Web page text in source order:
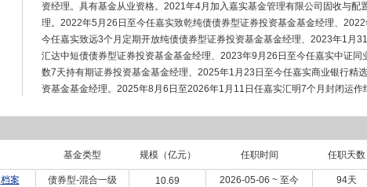
资经理。具有基金从业资格。2021年4月加入嘉实基金管理有限公司固收与配
理。2022年5月26日至今任嘉实致乾纯债债券型证券投资基金基金经理、
今任嘉实致远3个月定期开放纯债债券型证券投资基金基金经理、2023年1月
汇达中短债债券型证券投资基金基金经理、2023年9月26日至今任嘉实中证同
数7天持有期证券投资基金基金经理、2025年1月23日至今任嘉实商业银行精
资基金基金经理。2025年8月6日至2026年1月11日任嘉实汇明7个月封闭运作
基金类型 规模（亿元） 任职时间 任职天数
档案 债券型-混合一级 10.69 2026-05-06 ~ 至今 94天